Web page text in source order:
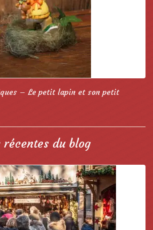
– Le petit lapin et son petit
du blog